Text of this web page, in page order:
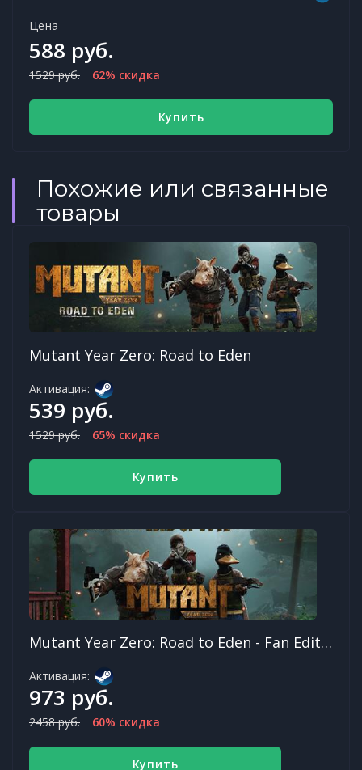
Цена
588 руб.
1529 руб. 62% скидка
Купить
Похожие или связанные
товары
Mutant Year Zero: Road to Eden
Активация:
539 руб.
1529 руб. 65% скидка
Купить
Mutant Year Zero: Road to Eden - Fan Edition
Активация:
973 руб.
2458 руб. 60% скидка
Купить